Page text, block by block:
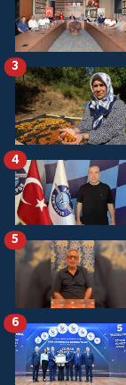
3
4
5
6